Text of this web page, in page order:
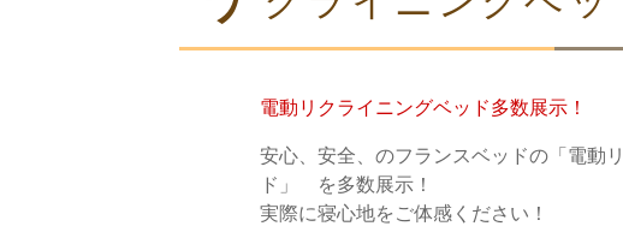
電動リクライニングベッド多数展示！
安心、安全、のフランスベッドの「電動
ド」 を多数展示！
実際に寝心地をご体感ください！